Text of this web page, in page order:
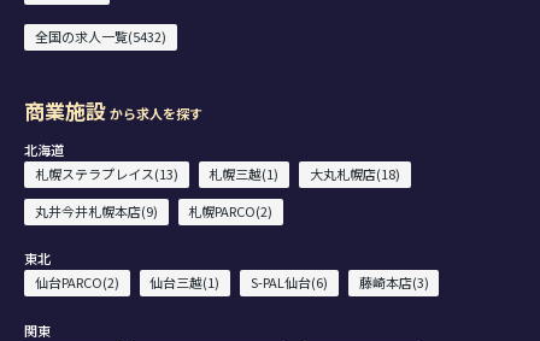
全国の求人一覧(5432)
商業施設から求人を探す
北海道
札幌ステラプレイス(13)
札幌三越(1)
大丸札幌店(18)
丸井今井札幌本店(9)
札幌PARCO(2)
東北
仙台PARCO(2)
仙台三越(1) S-PAL仙台(6) 藤崎本店(3)
関東